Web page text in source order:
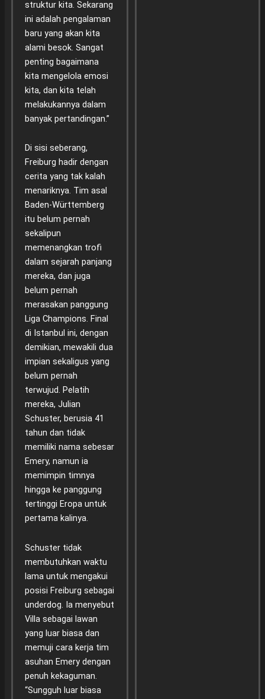
struktur kita. Sekarang
ini adalah pengalaman
baru yang akan kita
alami besok. Sangat
penting bagaimana
kita mengelola emosi
kita, dan kita telah
melakukannya dalam
banyak pertandingan.”
Di sisi seberang,
Freiburg hadir dengan
cerita yang tak kalah
menariknya. Tim asal
Baden-Württemberg
itu belum pernah
sekalipun
memenangkan trofi
dalam sejarah panjang
mereka, dan juga
belum pernah
merasakan panggung
Liga Champions. Final
di Istanbul ini, dengan
demikian, mewakili dua
impian sekaligus yang
belum pernah
terwujud. Pelatih
mereka, Julian
Schuster, berusia 41
tahun dan tidak
memiliki nama sebesar
Emery, namun ia
memimpin timnya
hingga ke panggung
tertinggi Eropa untuk
pertama kalinya.
Schuster tidak
membutuhkan waktu
lama untuk mengakui
posisi Freiburg sebagai
underdog. Ia menyebut
Villa sebagai lawan
yang luar biasa dan
memuji cara kerja tim
asuhan Emery dengan
penuh kekaguman.
“Sungguh luar biasa